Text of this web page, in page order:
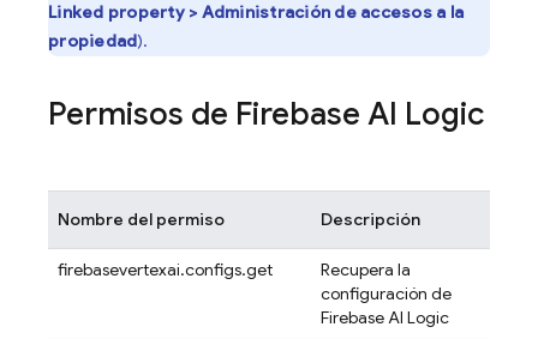
Linked property > Administración de accesos a la
propiedad).
Permisos de Firebase AI Logic
Nombre del permiso Descripción
firebasevertexai.configs.get
Recupera la
configuración de
Firebase AI Logic